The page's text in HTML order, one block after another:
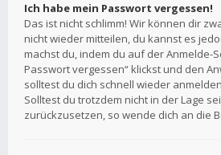
Ich habe mein Passwort vergessen!
Das ist nicht schlimm! Wir können dir
nicht wieder mitteilen, du kannst es
machst du, indem du auf der Anmelde-
Passwort vergessen“ klickst und den
solltest du dich schnell wieder
Solltest du trotzdem nicht in der Lage
zurückzusetzen, so wende dich an die